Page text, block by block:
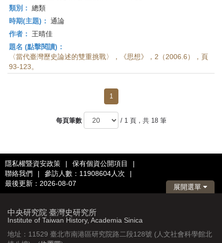
類別： 總類
時期(主題)： 通論
作者：
王晴佳
題名 (點擊閱讀)：
〈當代臺灣歷史論述的雙重挑戰〉，《思想》，2（2006.6），頁
93-123。
1
每頁筆數 / 1 頁，共 18 筆
隱私權暨資安政策 | 保有個資公開項目
|
聯絡我們
| 參訪人數：11908604人次
|
最後更新：2026-08-07
展開選單
中央研究院 臺灣史研究所
Institute of Taiwan History, Academia Sinica
地址：11529 臺北市南港區研究院路二段128號 (人文社會科學館北